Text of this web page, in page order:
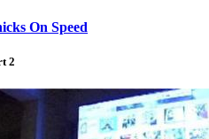
On Speed
2